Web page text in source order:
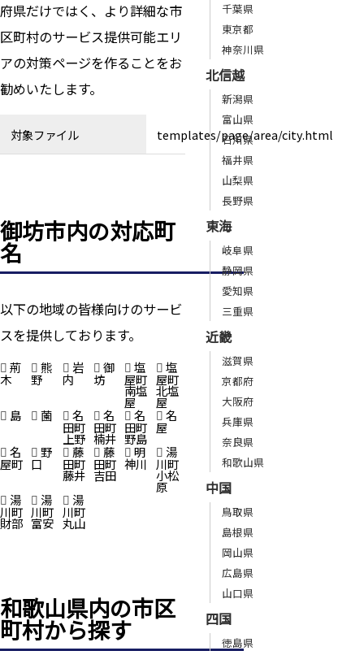
府県だけではく、より詳細な市
区町村のサービス提供可能エリ
アの対策ページを作ることをお
勧めいたします。
対象ファイル templates/page/area/city.html
御坊市内の対応町
名
以下の地域の皆様向けのサービ
スを提供しております。
荊
木
熊
野
岩
内
御
坊
塩
屋町
南塩
屋
塩
屋町
北塩
屋
島 薗 名
田町
上野
名
田町
楠井
名
田町
野島
名
屋
名
屋町
野
口
藤
田町
藤井
藤
田町
吉田
明
神川
湯
川町
小松
原
湯
川町
財部
湯
川町
富安
湯
川町
丸山
和歌山県内の市区
町村から探す
千葉県
東京都
神奈川県
北信越
新潟県
富山県
石川県
福井県
山梨県
長野県
東海
岐阜県
静岡県
愛知県
三重県
近畿
滋賀県
京都府
大阪府
兵庫県
奈良県
和歌山県
中国
鳥取県
島根県
岡山県
広島県
山口県
四国
徳島県